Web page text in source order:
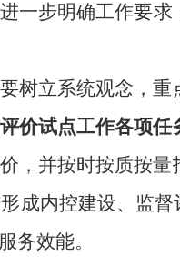
进一步明确工作要
要树立系统观念，重
价试点工作各项任
并按时按质按量
成内控建设、监督
务效能。